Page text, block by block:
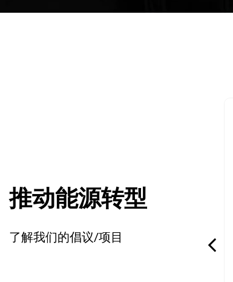
推动能源转型
了解我们的倡议/项目
公司新闻